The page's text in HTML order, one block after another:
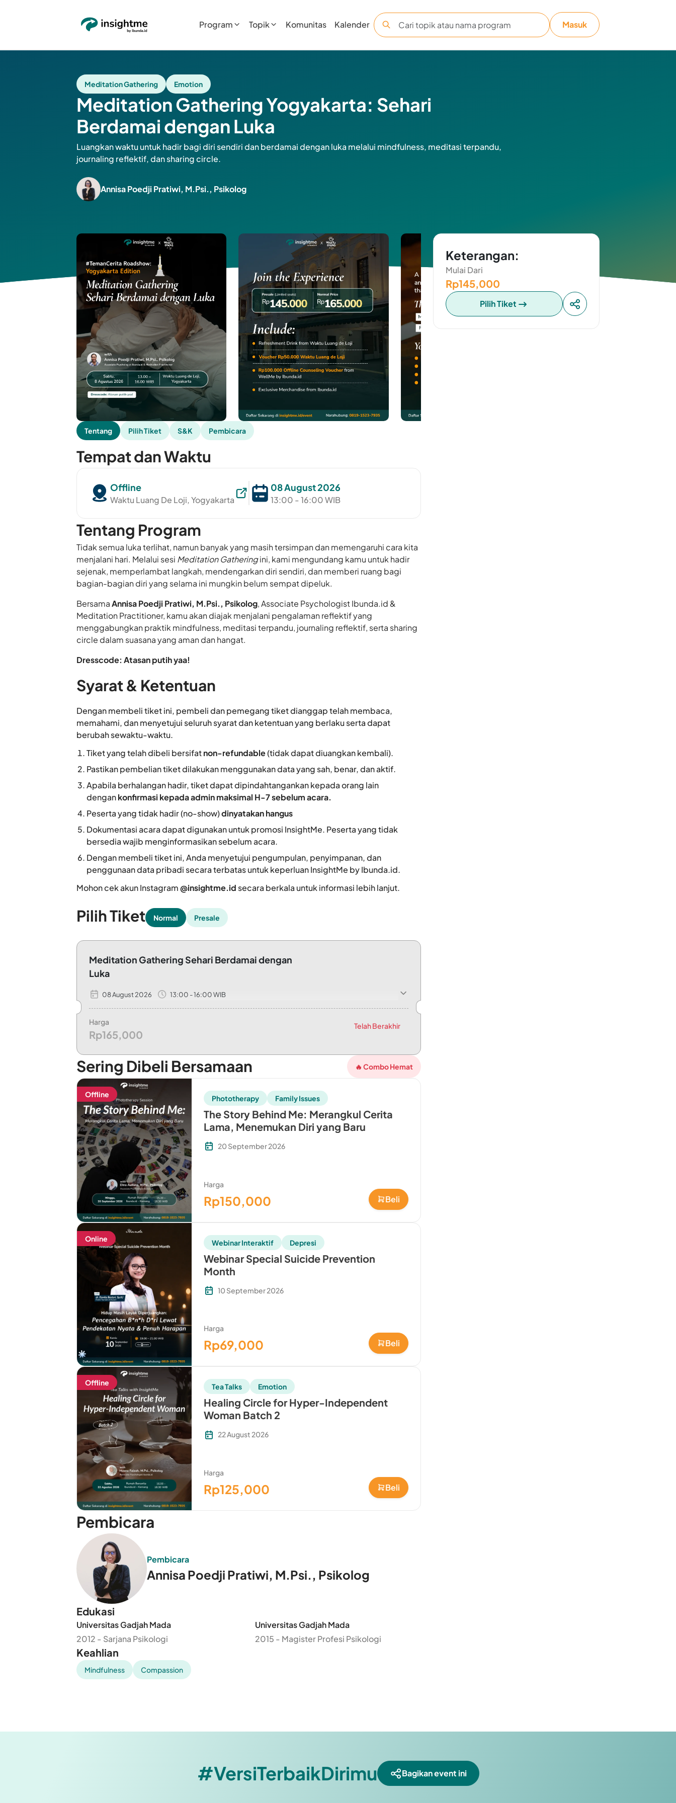
Program Topik Komunitas Kalender Masuk
Meditation Gathering Emotion
Meditation Gathering Yogyakarta: Sehari
Berdamai dengan Luka
Luangkan waktu untuk hadir bagi diri sendiri dan berdamai dengan luka melalui mindfulness, meditasi terpandu,
journaling reflektif, dan sharing circle.
Annisa Poedji Pratiwi, M.Psi., Psikolog
Tentang Pilih Tiket S&K Pembicara
Tempat dan Waktu
Offline
Waktu Luang De Loji, Yogyakarta
08 August 2026
13:00 - 16:00 WIB
Tentang Program
Tidak semua luka terlihat, namun banyak yang masih tersimpan dan memengaruhi cara kita
menjalani hari. Melalui sesi Meditation Gatheringini, kami mengundang kamu untuk hadir
sejenak, memperlambat langkah, mendengarkan diri sendiri, dan memberi ruang bagi
bagian-bagian diri yang selama ini mungkin belum sempat dipeluk.
BersamaAnnisa Poedji Pratiwi, M.Psi., Psikolog, Associate Psychologist Ibunda.id &
Meditation Practitioner, kamu akan diajak menjalani pengalaman reflektif yang
menggabungkan praktik mindfulness, meditasi terpandu, journaling reflektif, serta sharing
circle dalam suasana yang aman dan hangat.
Dresscode: Atasan putih yaa!
Syarat & Ketentuan
Dengan membeli tiket ini, pembeli dan pemegang tiket dianggap telah membaca,
memahami, dan menyetujui seluruh syarat dan ketentuan yang berlaku serta dapat
berubah sewaktu-waktu.
Tiket yang telah dibeli bersifatnon-refundable(tidak dapat diuangkan kembali).
Pastikan pembelian tiket dilakukan menggunakan data yang sah, benar, dan aktif.
Apabila berhalangan hadir, tiket dapat dipindahtangankan kepada orang lain
dengankonfirmasi kepada admin maksimal H-7 sebelum acara.
Peserta yang tidak hadir (no-show)dinyatakan hangus
Dokumentasi acara dapat digunakan untuk promosi InsightMe. Peserta yang tidak
bersedia wajib menginformasikan sebelum acara.
Dengan membeli tiket ini, Anda menyetujui pengumpulan, penyimpanan, dan
penggunaan data pribadi secara terbatas untuk keperluan InsightMe by Ibunda.id.
Mohon cek akun Instagram@insightme.id secara berkala untuk informasi lebih lanjut.
Pilih Tiket Normal Presale
Meditation Gathering Sehari Berdamai dengan
Luka
08 August 2026 13:00 - 16:00 WIB
Your Ticket Includes - Refreshment Drink from Waktu Luang de Loji - Voucher Rp50.000 Waktu Luang de Loji - Rp100.000 Offline Counseling Voucher from WellMe by Ibunda.id -
Harga
Rp165,000
Telah Berakhir
Sering Dibeli Bersamaan 🔥 Combo Hemat
Offline Phototherapy Family Issues
The Story Behind Me: Merangkul Cerita
Lama, Menemukan Diri yang Baru
20 September 2026
Harga
Rp150,000 Beli
Online Webinar Interaktif Depresi
Webinar Special Suicide Prevention
Month
10 September 2026
Harga
Rp69,000 Beli
Offline Tea Talks Emotion
Healing Circle for Hyper-Independent
Woman Batch 2
22 August 2026
Harga
Rp125,000 Beli
Pembicara
Pembicara
Annisa Poedji Pratiwi, M.Psi., Psikolog
Edukasi
Universitas Gadjah Mada
2012 - Sarjana Psikologi
Universitas Gadjah Mada
2015 - Magister Profesi Psikologi
Keahlian
Mindfulness Compassion
Keterangan:
Mulai Dari
Rp145,000
Pilih Tiket
#VersiTerbaikDirimu Bagikan event ini